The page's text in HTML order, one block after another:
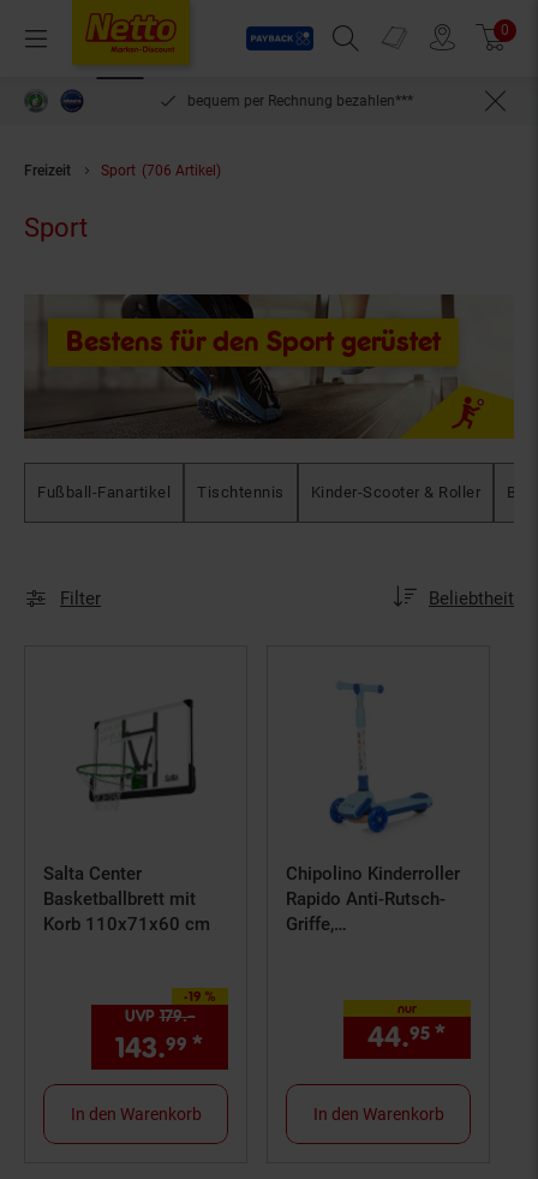
Menü
Payback
Suchfeld einblenden
Prospekte 0
bequem per Rechnung bezahlen***
Freizeit Sport (706 Artikel)
Sport
Bestens für den Sport gerüstet
Fußball-Fanartikel Tischtennis Kinder-Scooter & Roller
Filter Sortierung:
Beliebtheit
Salta Center
Basketballbrett mit
Korb 110x71x60 cm
-19 %
Sie Sparen 19 Prozent,
UVP179.–UVP : 179,–€
143.99 * Aktueller Preis: 143,
In den Warenkorb
Chipolino Kinderroller
Rapido Anti-Rutsch-
Griffe,
nur
44.95 *
In den Warenkorb